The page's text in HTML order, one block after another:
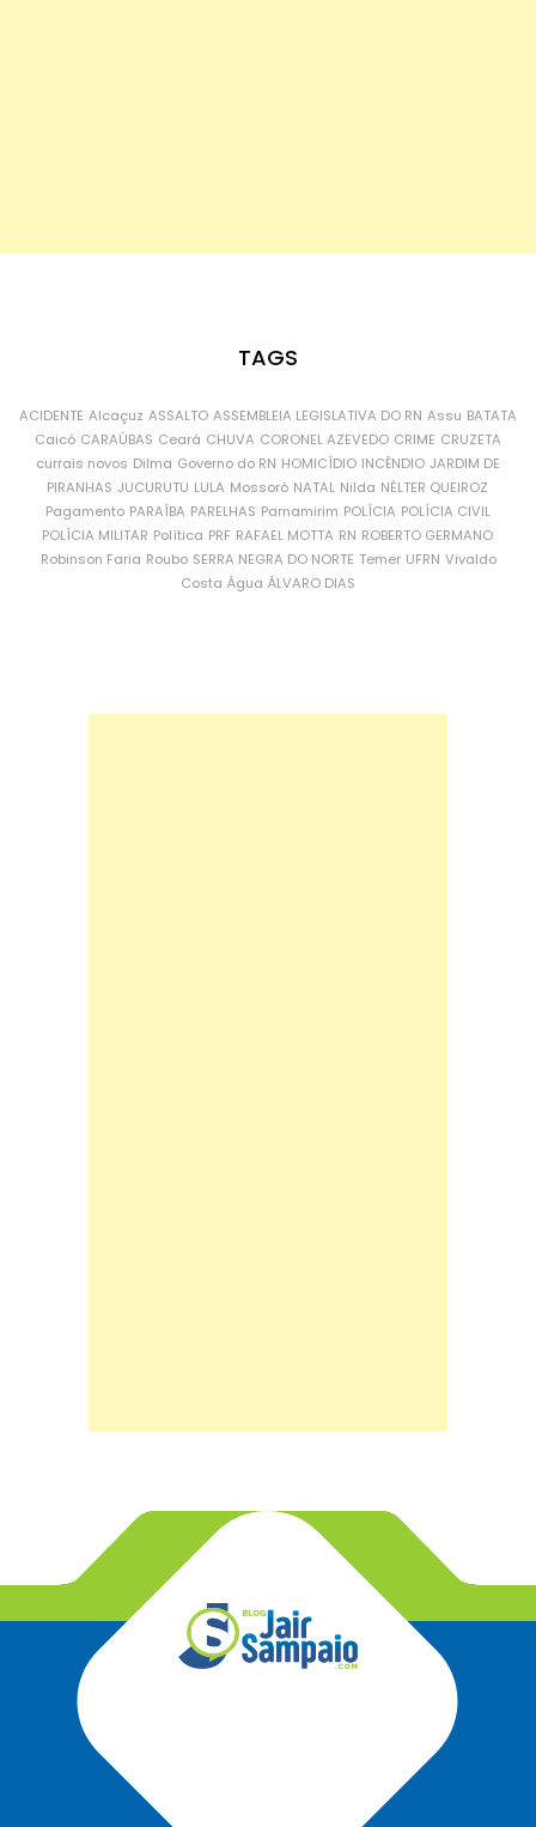
TAGS
ACIDENTE Alcaçuz ASSALTO ASSEMBLEIA LEGISLATIVA DO RN Assu BATATA
Caicó CARAÚBAS Ceará CHUVA CORONEL AZEVEDO CRIME CRUZETA
currais novos Dilma Governo do RN HOMICÍDIO INCÊNDIO JARDIM DE
PIRANHAS JUCURUTU LULA Mossoró NATAL Nilda NÉLTER QUEIROZ
Pagamento PARAÍBA PARELHAS Parnamirim POLÍCIA POLÍCIA CIVIL
POLÍCIA MILITAR Política PRF RAFAEL MOTTA RN ROBERTO GERMANO
Robinson Faria Roubo SERRA NEGRA DO NORTE Temer UFRN Vivaldo
Costa Água ÁLVARO DIAS